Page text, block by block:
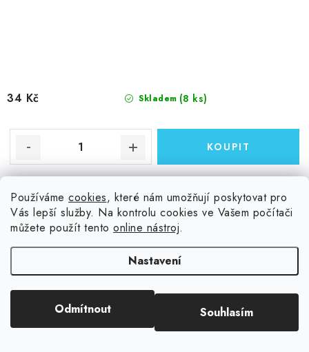
Používáme cookies, které nám umožňují poskytovat pro
Vás lepší služby. Na kontrolu cookies ve Vašem počítači
můžete použít tento online nástroj.
Nastavení
Odmítnout Souhlasím
Skladem (8 ks)
34 Kč
Kód:90988
Sizzix - Adhesive Foil 6x6 Inch Sheets - samolepící